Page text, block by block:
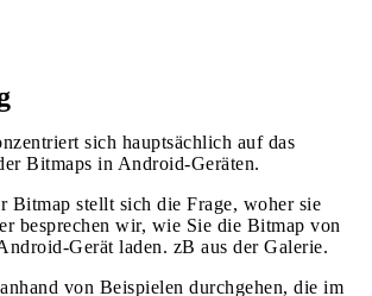
sich hauptsächlich auf das
Bitmaps in Android-Geräten.
Bitmap stellt sich die Frage, woher sie
besprechen wir, wie Sie die Bitmap von
Gerät laden. zB aus der Galerie.
von Beispielen durchgehen, die im